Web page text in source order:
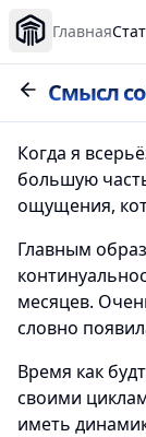
Главная
Смысл
Когда я
большую
ощущения,
Главным
месяцев.
словно
Время как
своими
иметь